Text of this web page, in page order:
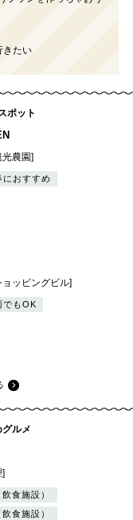
きたい
ポット
光農園]
におすすめ
ッピングビル]
でもOK
グルメ
食施設）
食施設）